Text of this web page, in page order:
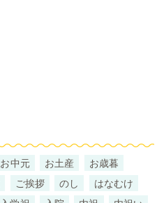
お中元 お土産
お歳暮
ご挨拶 のし
はなむけ